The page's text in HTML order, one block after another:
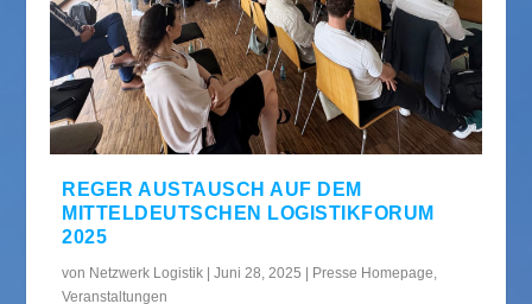
REGER AUSTAUSCH AUF DEM
MITTELDEUTSCHEN LOGISTIKFORUM
2025
von Netzwerk Logistik |Juni 28, 2025 Presse Homepage,
Veranstaltungen